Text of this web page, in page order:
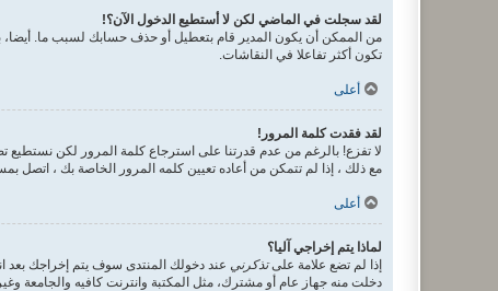
لقد سجلت في الماضي لكن لا أستطيع الدخول الآن؟!
من الممكن أن يكون المدير قام بتعطيل أو حذف حسابك لسبب ما. أيضا،
تكون أكثر تفاعلا في النقاشات.
أعلى
لقد فقدت كلمة المرور!
لا تفزع! بالرغم من عدم قدرتنا على استرجاع كلمة المرور لكن
مع ذلك ، إذا لم تتمكن من أعاده تعيين كلمه المرور الخاصة بك ، اتصل
أعلى
لماذا يتم إخراجي آليا؟
إذا لم تضع علامة علىتذكرني عند دخولك المنتدى سوف يتم إخراجك
دخلت منه جهاز عام أو مشترك، مثل المكتبة وانترنت كافيه والجامعة